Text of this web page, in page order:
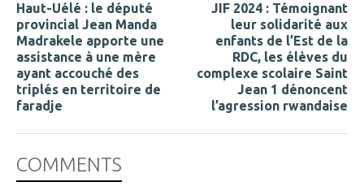
Haut-Uélé : le député
provincial Jean Manda
Madrakele apporte une
assistance à une mère
ayant accouché des
triplés en territoire de
faradje
JIF 2024 : Témoignant
leur solidarité aux
enfants de l’Est de la
RDC, les élèves du
complexe scolaire Saint
Jean 1 dénoncent
l’agression rwandaise
COMMENTS